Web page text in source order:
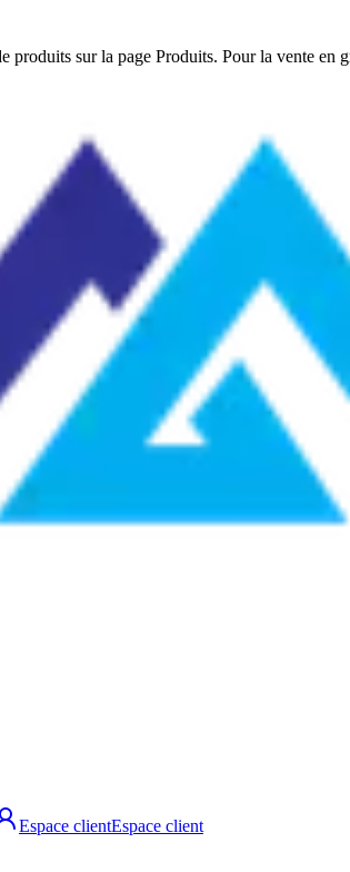
produits sur la page Produits. Pour la vente
Espace clientEspace client